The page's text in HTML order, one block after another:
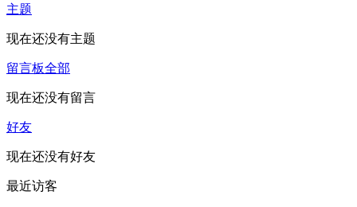
主题
现在还没有主题
留言板全部
现在还没有留言
好友
现在还没有好友
最近访客